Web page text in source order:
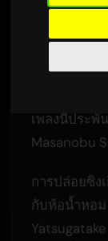
2,426 ครั้
ซิงเกิลแรก
เพลงนี้ประพั
Masanobu
การปล่อยซิง
กับห้อน้ำหอม